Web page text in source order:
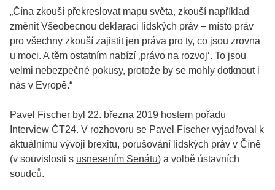
„Čína zkouší překreslovat mapu světa, zkouší například
změnit Všeobecnou deklaraci lidských práv – místo práv
pro všechny zkouší zajistit jen práva pro ty, co jsou zrovna
u moci. A těm ostatním nabízí ‚právo na rozvoj‘. To jsou
velmi nebezpečné pokusy, protože by se mohly dotknout i
nás v Evropě.“
Pavel Fischer byl 22. března 2019 hostem pořadu
Interview ČT24. V rozhovoru se Pavel Fischer vyjadřoval k
aktuálnímu vývoji brexitu, porušování lidských práv v Číně
(v souvislosti s usnesením Senátu) a volbě ústavních
soudců.